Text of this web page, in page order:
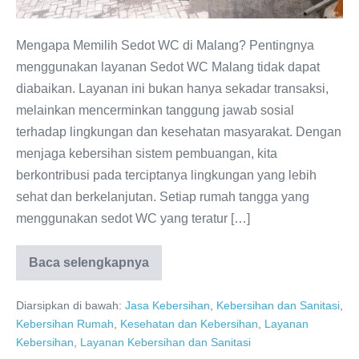
untuk
Lingkungan
Anda
Mengapa Memilih Sedot WC di Malang? Pentingnya
menggunakan layanan Sedot WC Malang tidak dapat
diabaikan. Layanan ini bukan hanya sekadar transaksi,
melainkan mencerminkan tanggung jawab sosial
terhadap lingkungan dan kesehatan masyarakat. Dengan
menjaga kebersihan sistem pembuangan, kita
berkontribusi pada terciptanya lingkungan yang lebih
sehat dan berkelanjutan. Setiap rumah tangga yang
menggunakan sedot WC yang teratur […]
Baca selengkapnya
Sedot
WC
Murah
dan
Terpercaya:
Solusi
Diarsipkan di bawah: Jasa Kebersihan Kebersihan dan Sanitasi
Kebersihan Rumah
Kesehatan dan Kebersihan
Layanan
Kebersihan
Layanan Kebersihan dan Sanitasi